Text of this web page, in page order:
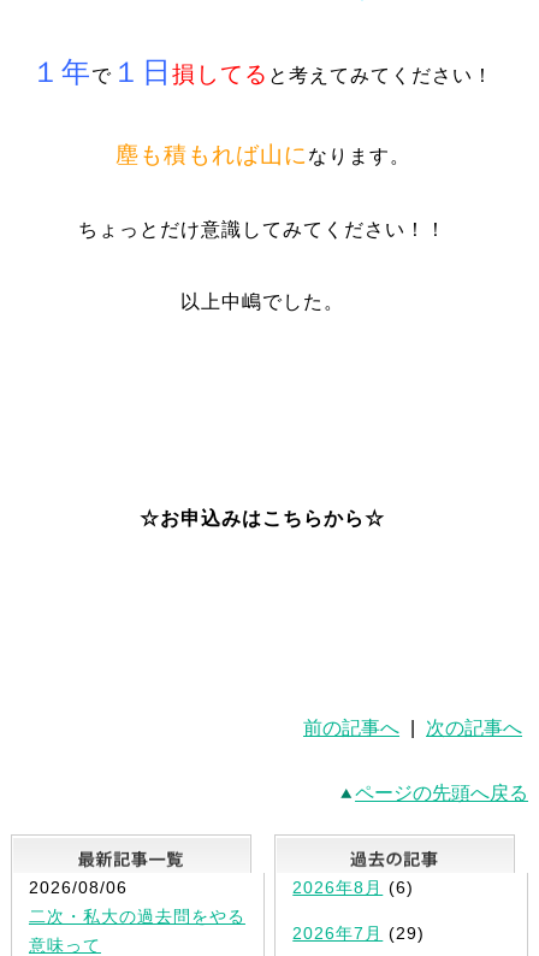
１年で １日損してる と考えてみてください！
塵も積もれば山に なります。
ちょっとだけ意識してみてください！！
以上中嶋でした。
☆お申込みはこちらから☆
前の記事へ 次の記事へ
ページの先頭へ戻る
最新記事一覧
2026/08/06
二次・私大の過去問をやる
意味って
2026年8月 (6)
2026年7月 (29)